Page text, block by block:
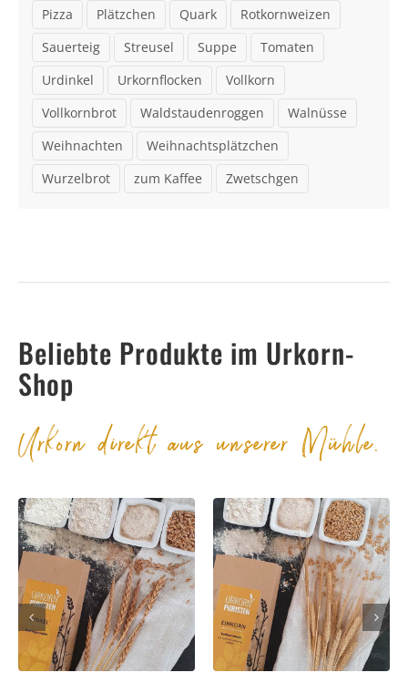
Pizza Plätzchen Quark
Rotkornweizen
Sauerteig
Streusel Suppe
Tomaten
Urdinkel
Urkornflocken
Vollkorn
Vollkornbrot
Waldstaudenroggen
Walnüsse
Weihnachten
Weihnachtsplätzchen
Wurzelbrot
zum Kaffee Zwetschgen
Beliebte Produkte im Urkorn-
Shop
Urkorn direkt aus unserer Mühle.